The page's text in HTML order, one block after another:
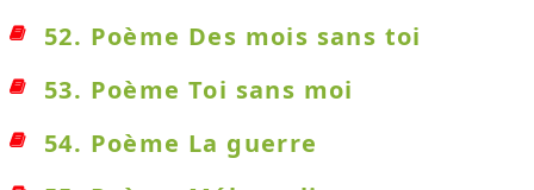
52. Poème Des mois sans toi
53. Poème Toi sans moi
54. Poème La guerre